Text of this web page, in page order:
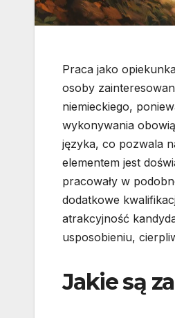
Praca jako
osoby
niemieckiego,
wykonywania
języka, co pozwala
elementem jest
pracowały w
dodatkowe
atrakcyjność
usposobieniu,
Jakie są